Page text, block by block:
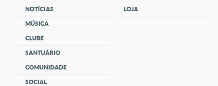
NOTÍCIAS
MÚSICA
CLUBE
SANTUÁRIO
COMUNIDADE
SOCIAL
LOJA